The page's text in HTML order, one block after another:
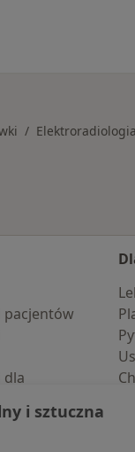
Elektroradiologia
pacjentów
dla
i sztuczna